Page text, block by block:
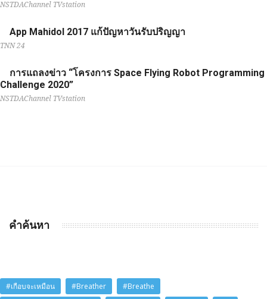
NSTDAChannel TVstation
App Mahidol 2017 แก้ปัญหาวันรับปริญญา
TNN 24
การแถลงข่าว “โครงการ Space Flying Robot Programming
Challenge 2020”
NSTDAChannel TVstation
คำค้นหา
#เกือบจะเหมือน #Breather
#Breathe